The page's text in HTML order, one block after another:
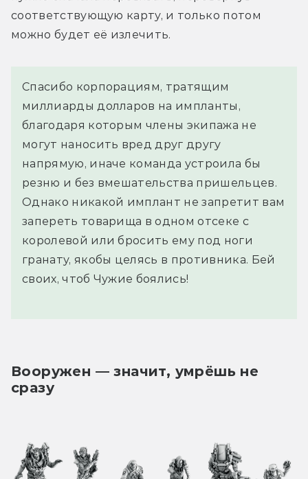
соответствующую карту, и только потом
можно будет её излечить.
Спасибо корпорациям, тратящим
миллиарды долларов на импланты,
благодаря которым члены экипажа не
могут наносить вред друг другу
напрямую, иначе команда устроила бы
резню и без вмешательства пришельцев.
Однако никакой имплант не запретит вам
запереть товарища в одном отсеке с
королевой или бросить ему под ноги
гранату, якобы целясь в противника. Бей
своих, чтоб Чужие боялись!
Вооружен — значит, умрёшь не
сразу